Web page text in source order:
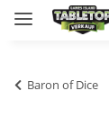
Baron of Dice